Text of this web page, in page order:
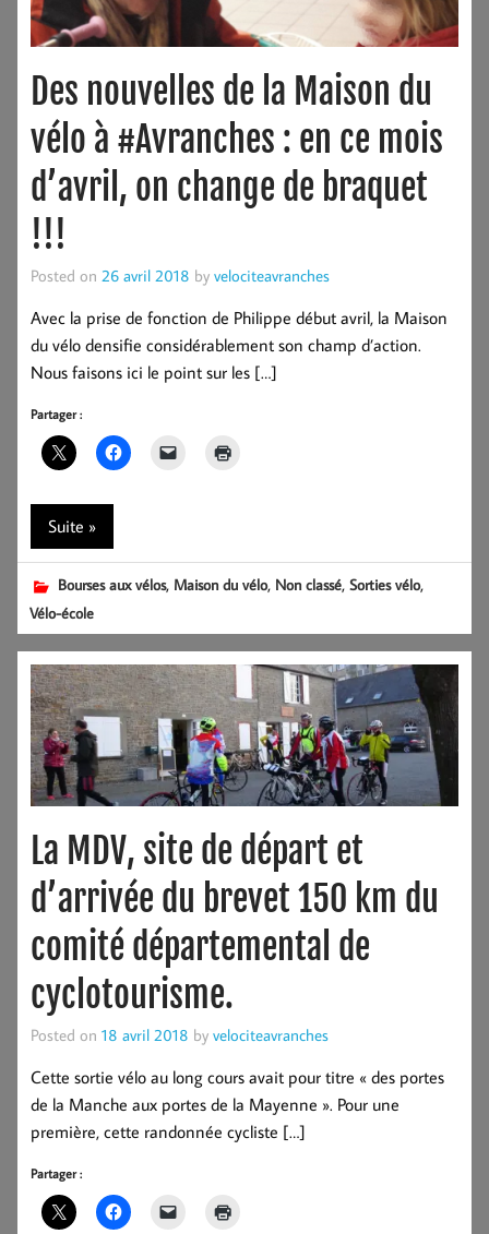
Des nouvelles de la Maison du
vélo à #Avranches : en ce mois
d’avril, on change de braquet
!!!
Posted on 26 avril 2018 by velociteavranches
Avec la prise de fonction de Philippe début avril, la Maison
du vélo densifie considérablement son champ d’action.
Nous faisons ici le point sur les […]
Partager :
Suite »
Bourses aux vélos, Maison du vélo, Non classé,Sorties vélo,
Vélo-école
La MDV, site de départ et
d’arrivée du brevet 150 km du
comité départemental de
cyclotourisme.
Posted on 18 avril 2018 by velociteavranches
Cette sortie vélo au long cours avait pour titre « des portes
de la Manche aux portes de la Mayenne ». Pour une
première, cette randonnée cycliste […]
Partager :